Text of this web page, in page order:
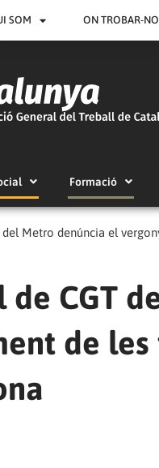
SOM ON TROBAR-
Formació
del Metro denúncia el
de CGT
de